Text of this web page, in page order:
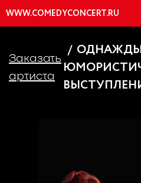
WWW.COMEDYCONCERT.RU
Заказать
артиста
ОДНАЖДЫ